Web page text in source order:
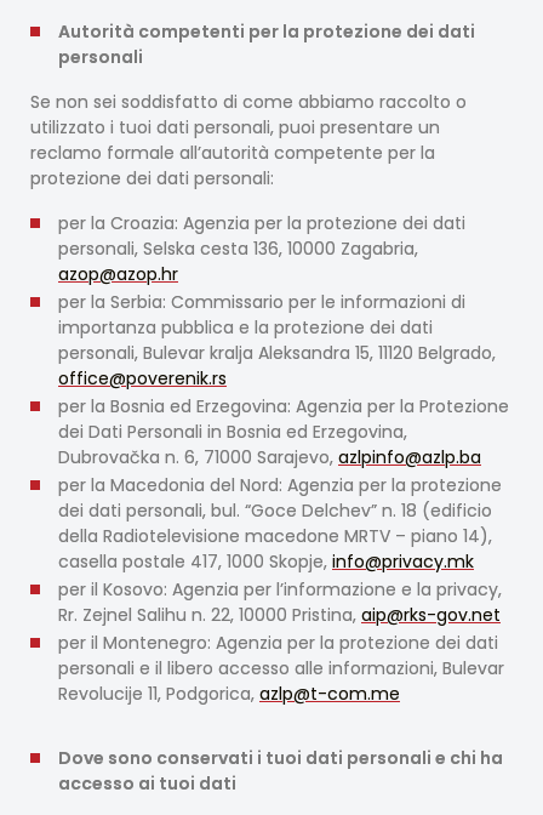
Autorità competenti per la protezione dei dati
personali
Se non sei soddisfatto di come abbiamo raccolto o
utilizzato i tuoi dati personali, puoi presentare un
reclamo formale all’autorità competente per la
protezione dei dati personali:
per la Croazia: Agenzia per la protezione dei dati
personali, Selska cesta 136, 10000 Zagabria,
azop@azop.hr
per la Serbia: Commissario per le informazioni di
importanza pubblica e la protezione dei dati
personali, Bulevar kralja Aleksandra 15, 11120 Belgrado,
office@poverenik.rs
per la Bosnia ed Erzegovina: Agenzia per la Protezione
dei Dati Personali in Bosnia ed Erzegovina,
Dubrovačka n. 6, 71000 Sarajevo, azlpinfo@azlp.ba
per la Macedonia del Nord: Agenzia per la protezione
dei dati personali, bul. “Goce Delchev” n. 18 (edificio
della Radiotelevisione macedone MRTV – piano 14),
casella postale 417, 1000 Skopje, info@privacy.mk
per il Kosovo: Agenzia per l’informazione e la privacy,
Rr. Zejnel Salihu n. 22, 10000 Pristina, aip@rks-gov.net
per il Montenegro: Agenzia per la protezione dei dati
personali e il libero accesso alle informazioni, Bulevar
Revolucije 11, Podgorica, azlp@t-com.me
Dove sono conservati i tuoi dati personali e chi ha
accesso ai tuoi dati